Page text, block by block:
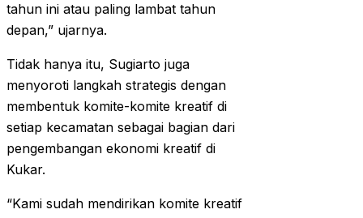
tahun ini atau paling lambat tahun
depan,” ujarnya.
Tidak hanya itu, Sugiarto juga
menyoroti langkah strategis dengan
membentuk komite-komite kreatif di
setiap kecamatan sebagai bagian dari
pengembangan ekonomi kreatif di
Kukar.
“Kami sudah mendirikan komite kreatif